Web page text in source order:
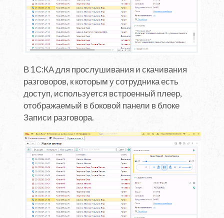
В 1С:КА для прослушивания и скачивания
разговоров, к которым у сотрудника есть
доступ, используется встроенный плеер,
отображаемый в боковой панели в блоке
Записи разговора.